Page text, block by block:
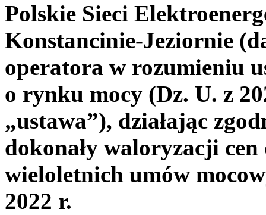
Polskie Sieci
Konstancinie-Jeziornie
operatora w rozumieniu
o rynku mocy (Dz. U. z
„ustawa”), działając
dokonały waloryzacji
wieloletnich umów
2022 r.